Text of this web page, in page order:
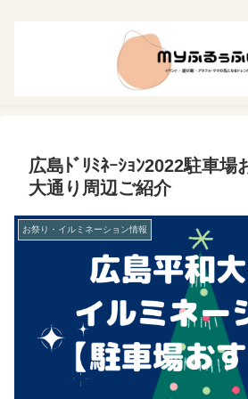
広島ﾄﾞﾘﾐﾈｰｼｮﾝ2022駐車場
大通り周辺ご紹介
お祭り・イルミネーション情報